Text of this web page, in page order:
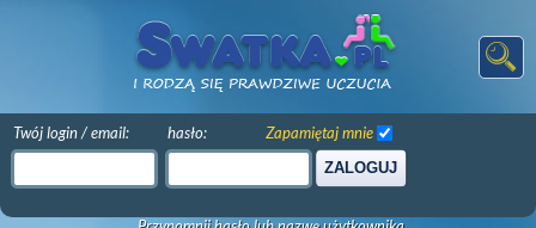
Twój login / email: hasło:
ZALOGUJ
Zapamiętaj mnie